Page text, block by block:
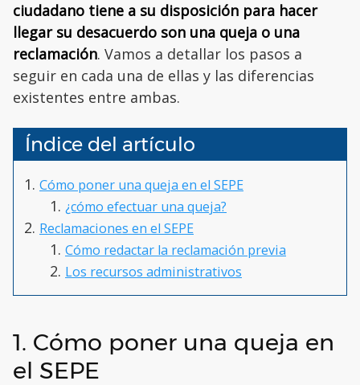
ciudadano tiene a su disposición para hacer
llegar su desacuerdo son una queja o una
reclamación. Vamos a detallar los pasos a
seguir en cada una de ellas y las diferencias
existentes entre ambas.
Índice del artículo
Cómo poner una queja en el SEPE
¿cómo efectuar una queja?
Reclamaciones en el SEPE
Cómo redactar la reclamación previa
Los recursos administrativos
1. Cómo poner una queja en
el SEPE